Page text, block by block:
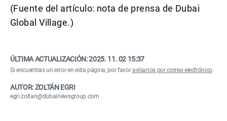
(Fuente del artículo: nota de prensa de Dubai
Global Village.)
ÚLTIMA ACTUALIZACIÓN:2025. 11. 02 15:37
Si encuentras un error en esta página, por favoravísanos por correo electrónico.
AUTOR: ZOLTÁN EGRI
egri.zoltan@dubainewsgroup.com